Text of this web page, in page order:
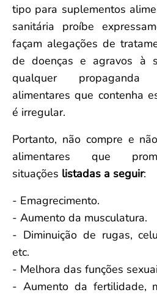
tipo para suplementos
sanitária proíbe
façam alegações de
de doenças e agravos à
qualquer
alimentares que contenha
é irregular.
Portanto, não compre e
alimentares que
situações listadas a seguir:
- Emagrecimento.
- Aumento da musculatura.
- Diminuição de rugas,
etc.
- Melhora das funções
- Aumento da fertilidade,